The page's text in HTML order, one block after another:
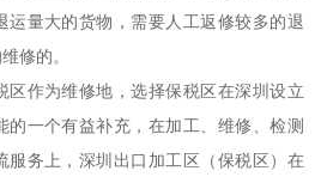
运量大的货物，需要人工返修较多的退
修的。
区作为维修地，选择保税区在深圳设立
的一个有益补充，在加工、维修、检测
服务上，深圳出口加工区（保税区）在